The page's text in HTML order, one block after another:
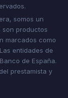
somos un
son productos
marcados como
entidades de
de España.
prestamista y